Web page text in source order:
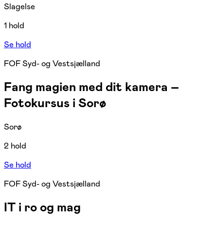
Slagelse
1 hold
Se hold
FOF Syd- og Vestsjælland
Fang magien med dit kamera –
Fotokursus i Sorø
Sorø
2 hold
Se hold
FOF Syd- og Vestsjælland
IT i ro og mag